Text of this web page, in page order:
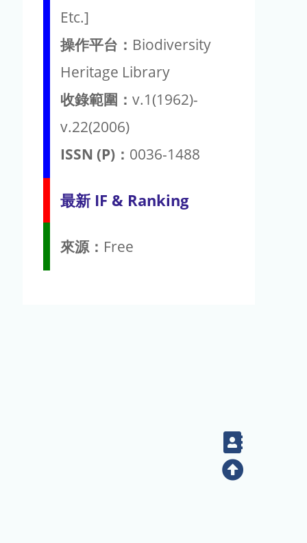
Etc.]
操作平台： Biodiversity
Heritage Library
收錄範圍： v.1(1962)-
v.22(2006)
ISSN (P)： 0036-1488
最新 IF & Ranking
來源： Free
Contact
Top